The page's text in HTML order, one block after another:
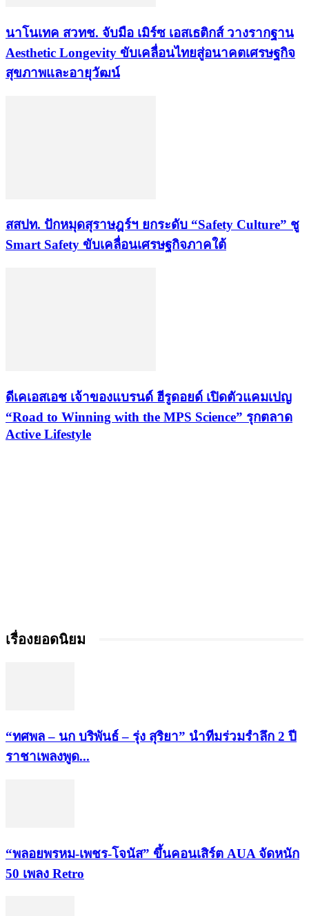
นาโนเทค สวทช. จับมือ เมิร์ซ เอสเธติกส์ วางรากฐาน
Aesthetic Longevity ขับเคลื่อนไทยสู่อนาคตเศรษฐกิจ
สุขภาพและอายุวัฒน์
สสปท. ปักหมุดสุราษฎร์ฯ ยกระดับ “Safety Culture” ชู
Smart Safety ขับเคลื่อนเศรษฐกิจภาคใต้
ดีเคเอสเอช เจ้าของแบรนด์ ฮีรูดอยด์ เปิดตัวแคมเปญ
“Road to Winning with the MPS Science” รุกตลาด
Active Lifestyle
เรื่องยอดนิยม
“ทศพล – นก บริพันธ์ – รุ่ง สุริยา” นำทีมร่วมรำลึก 2 ปี
ราชาเพลงพูด...
“พลอยพรหม-เพชร-โจนัส” ขึ้นคอนเสิร์ต AUA จัดหนัก
50 เพลง Retro